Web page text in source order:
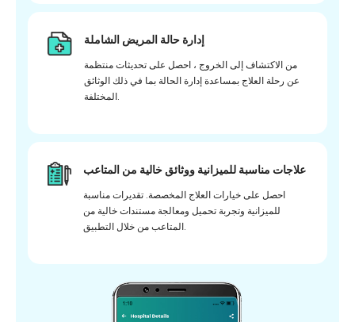
إدارة حالة المريض الشاملة
من الاكتشاف إلى الخروج ، احصل على تحديثات منتظمة
عن رحلة العلاج بمساعدة إدارة الحالة بما في ذلك الوثائق
المختلفة.
علاجات مناسبة للميزانية ووثائق خالية من المتاعب
احصل على خيارات العلاج المخصصة. تقديرات مناسبة
للميزانية وتجربة تحميل ومعالجة مستندات خالية من
المتاعب من خلال التطبيق.